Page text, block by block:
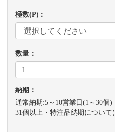
極数(P)：
数量：
納期：
通常納期:5～10営業日(1～30個)
31個以上・特注品納期について